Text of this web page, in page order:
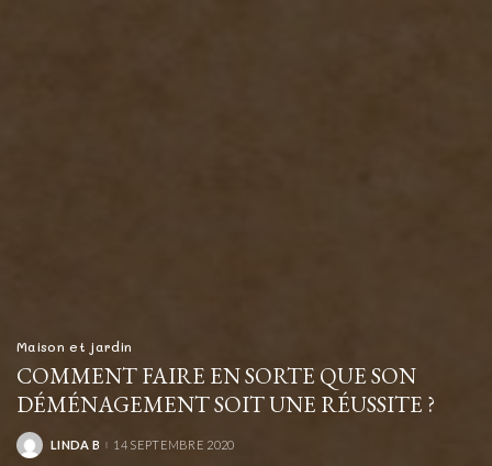
Maison et jardin
COMMENT FAIRE EN SORTE QUE SON
DÉMÉNAGEMENT SOIT UNE RÉUSSITE ?
POSTED
LINDA B 14 SEPTEMBRE 2020